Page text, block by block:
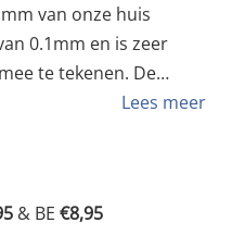
je blackbook deze
Lees meer
& BE €8,95